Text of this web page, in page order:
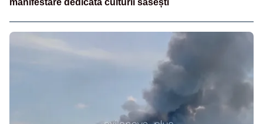
manifestare dedicată culturii săsești